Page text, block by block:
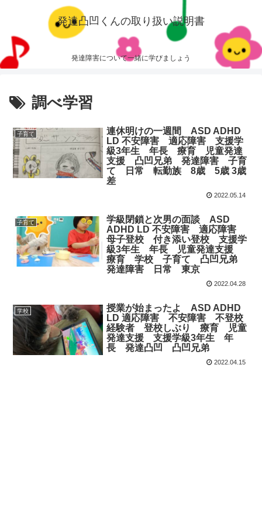
発達凸凹くんの取り扱い説明書
発達障害について一緒に学びましょう
調べ学習
子育て
連休明けの一週間 ASD ADHD
LD 不安障害 適応障害 支援学
級3年生 年長 療育 児童発達
支援 凸凹兄弟 発達障害 子育
て 日常 転勤族 8歳 5歳 3歳
差
2022.05.14
子育て
学級閉鎖と次男の面談 ASD
ADHD LD 不安障害 適応障害
母子登校 付き添い登校 支援学
級3年生 年長 児童発達支援
療育 学校 子育て 凸凹兄弟
発達障害 日常 東京
2022.04.28
学校
授業が始まったよ ASD ADHD
LD 適応障害 不安障害 不登校
経験者 登校しぶり 療育 児童
発達支援 支援学級3年生 年
長 発達凸凹 凸凹兄弟
2022.04.15